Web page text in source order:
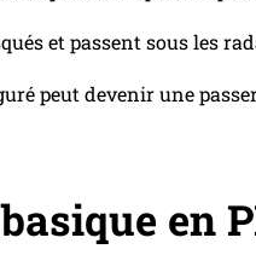
et passent sous les
peut devenir une
en